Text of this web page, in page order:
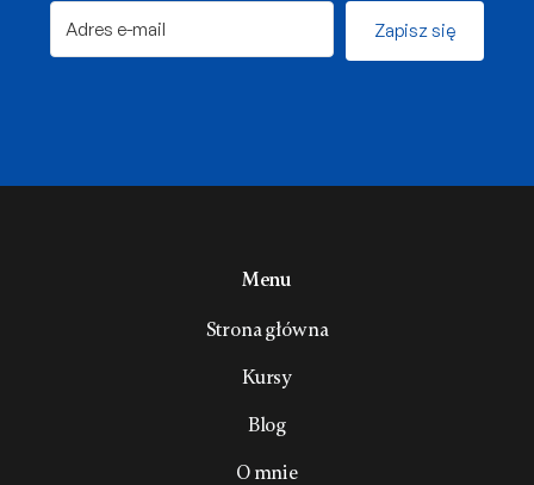
Zapisz się
Menu
Strona główna
Kursy
Blog
O mnie